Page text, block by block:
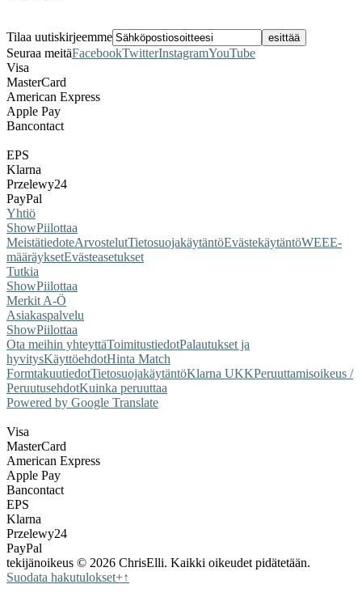
Tilaa uutiskirjeemme
Seuraa meitäFacebookTwitterInstagramYouTube
Visa
MasterCard
American Express
Apple Pay
Bancontact
EPS
Klarna
Przelewy24
PayPal
Yhtiö
ShowPiilottaa
MeistätiedoteArvostelutTietosuojakäytäntöEvästekäytäntöWEEE-
määräyksetEvästeasetukset
Tutkia
ShowPiilottaa
Merkit A-Ö
Asiakaspalvelu
ShowPiilottaa
Ota meihin yhteyttäToimitustiedotPalautukset ja
hyvitysKäyttöehdotHinta Match
FormtakuutiedotTietosuojakäytäntöKlarna UKKPeruuttamisoikeus /
PeruutusehdotKuinka peruuttaa
Powered by Google Translate
Visa
MasterCard
American Express
Apple Pay
Bancontact
EPS
Klarna
Przelewy24
PayPal
tekijänoikeus © 2026 ChrisElli. Kaikki oikeudet pidätetään.
Suodata hakutulokset+↑